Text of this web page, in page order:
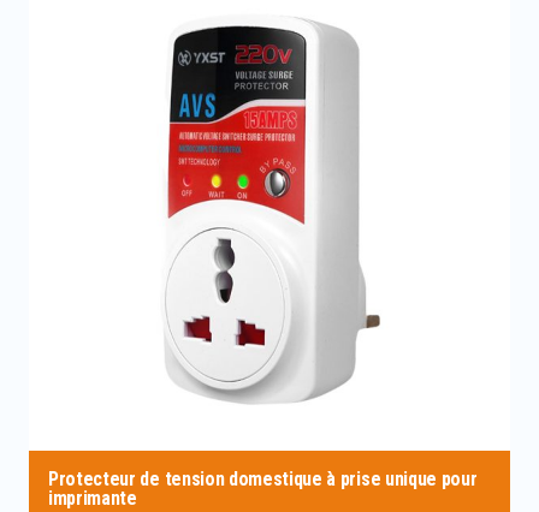
Protecteur de tension domestique à prise unique pour
imprimante